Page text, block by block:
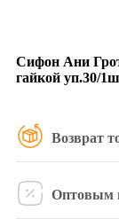
Сифон Ани Грот
гайкой уп.30/
Возврат
Оптовым